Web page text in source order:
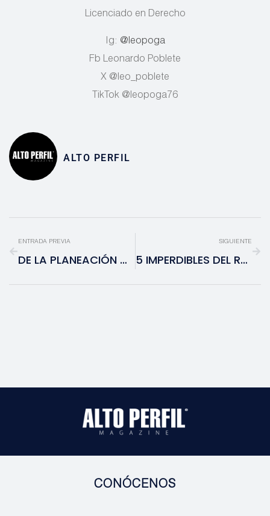
Licenciado en Derecho
Ig: @leopoga
Fb Leonardo Poblete
X @leo_poblete
TikTok @leopoga76
ALTO PERFIL
ENTRADA PREVIA
DE LA PLANEACIÓN A LA EJECUCIÓN: CÓMO IMPLEMENTAR EXITOSAMENTE LOS PROYECTOS EMPRESARIALES
SIGUIENTE
5 IMPERDIBLES DEL RODEO DE DENVER
CONÓCENOS